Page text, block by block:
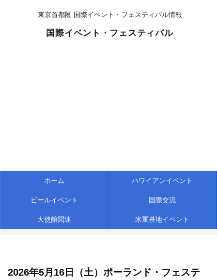
東京首都圏 国際イベント・フェスティバル情報
国際イベント・フェスティバル
ホーム ハワイアンイベント
ビールイベント 国際交流
大使館関連 米軍基地イベント
2026年5月16日（土）ポーランド・フェステ